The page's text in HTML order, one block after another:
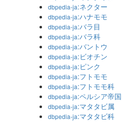
dbpedia-ja:ネクター
dbpedia-ja:ハナモモ
dbpedia-ja:バラ目
dbpedia-ja:バラ科
dbpedia-ja:バントウ
dbpedia-ja:ビオチン
dbpedia-ja:ピンク
dbpedia-ja:フトモモ
dbpedia-ja:フトモモ科
dbpedia-ja:ペルシア帝国
dbpedia-ja:マタタビ属
dbpedia-ja:マタタビ科